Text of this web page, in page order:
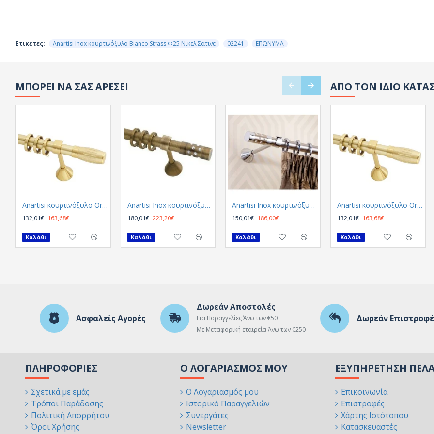
Ετικέτες: Anartisi Inox κουρτινόξυλο Bianco Strass Φ25 Νικελ Σατινε 02241 ΕΠΩΝΥΜΑ
ΜΠΟΡΕΙ ΝΑ ΣΑΣ ΑΡΕΣΕΙ
Anartisi κουρτινόξυλο Origin Φ25 Χρυσο Σατινε
132,01€ 163,68€
Καλάθι
Anartisi Inox κουρτινόξυλο Astra Φ25 Αντικε
180,01€ 223,20€
Καλάθι
Anartisi Inox κουρτινόξυλο Astra Φ25 Νικελ Σατινε/Χρωμιο
150,01€ 186,00€
Καλάθι
Anartisi Inox κουρτινόξυλο Bianco Φ25 Νικελ Σατινε
90,01€ 111,60€
Καλάθι
ΑΠΟ ΤΟΝ ΙΔΙΟ
Anartisi κουρτινόξυλο Origin Φ25 Χρυσο Σατινε
132,01€ 163,68€
Καλάθι
Ασφαλείς Αγορές
Δωρεάν Αποστολές
Για Παραγγελίες Άνω των €50
Με Μεταφορική εταιρεία Άνω των €250
Δωρεάν
ΠΛΗΡΟΦΟΡΊΕΣ
Σχετικά με εμάς
Τρόποι Παράδοσης
Πολιτική Απορρήτου
Όροι Χρήσης
Ο ΛΟΓΑΡΙΑΣΜΌΣ ΜΟΥ
Ο Λογαριασμός μου
Ιστορικό Παραγγελιών
Συνεργάτες
Newsletter
ΕΞΥΠΗΡΈΤΗΣΗ
Επικοινωνία
Επιστροφές
Χάρτης Ιστότοπου
Κατασκευαστές